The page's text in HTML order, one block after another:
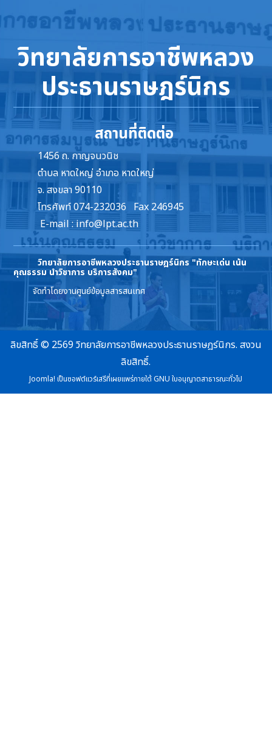
วิทยาลัยการอาชีพหลวง
ประธานราษฎร์นิกร
สถานที่ติดต่อ
1456 ถ. กาญจนวนิช
ตำบล หาดใหญ่ อำเภอ หาดใหญ่
จ. สงขลา 90110
โทรศัพท์ 074-232036 Fax 246945
E-mail : info@lpt.ac.th
วิทยาลัยการอาชีพหลวงประธานราษฎร์นิกร "ทักษะเด่น เน้น
คุณธรรม นำวิชาการ บริการสังคม"
จัดทำโดยงานศูนย์ข้อมูลสารสนเทศ
ลิขสิทธิ์ © 2569 วิทยาลัยการอาชีพหลวงประธานราษฎร์นิกร. สงวน
ลิขสิทธิ์.
Joomla! เป็นซอฟต์แวร์เสรีที่เผยแพร่ภายใต้GNU ใบอนุญาตสาธารณะทั่วไป